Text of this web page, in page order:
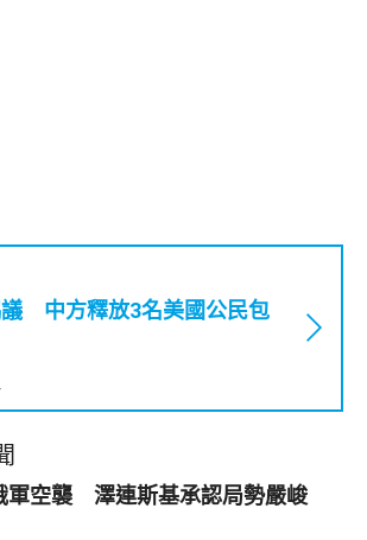
議 中方釋放3名美國公民包
軍空襲 澤連斯基承認局勢嚴峻